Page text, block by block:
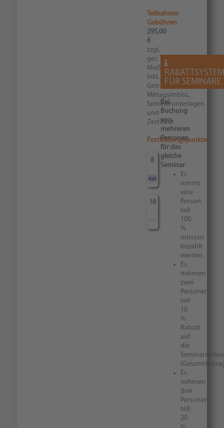
Teilnahme-
Gebühren
295,00
€
zzgl.
ges.
MwSt.
inkl.
Getränken,
Mittagsimbiss,
Seminarunterlagen
und
Zertifikat
Fortbildungspunkte
8
16
RABATTSYSTEM
FÜR SEMINARE
Bei
Buchung
von
mehreren
Personen
für das
gleiche
Seminar
Es
nimmt
eine
Person
teil:
100
%
müssen
bezahlt
werden
Es
nehmen
zwei
Personen
teil:
10
%
Rabatt
auf
die
Es
nehmen
drei
Personen
teil:
20